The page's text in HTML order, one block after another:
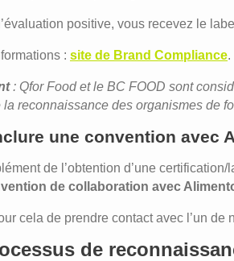
positive, vous recevez le
: site de Brand Compliance.
: Qfor Food et le BC FOOD sont
la reconnaissance des organismes de
une convention avec
de l’obtention d’une
de collaboration avec
cela de prendre contact avec l’un
de